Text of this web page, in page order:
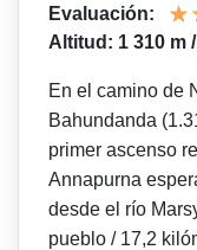
Evaluación:
Altitud: 1 310 m
En el camino de
Bahundanda
primer ascenso
Annapurna
desde el río
pueblo / 17,2